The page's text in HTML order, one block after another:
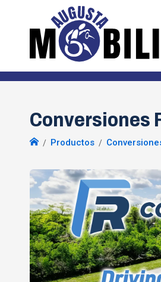
Conversiones
Productos